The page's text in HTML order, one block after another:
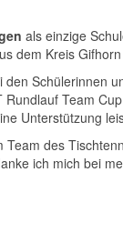
als einzige
dem Kreis
Schülerinnen
Team
Unterstützung
des
ich mich bei